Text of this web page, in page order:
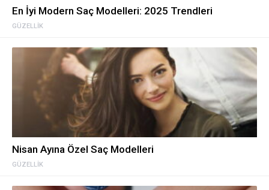
GÜZELLIK
En İyi Modern Saç Modelleri: 2025 Trendleri
GÜZELLIK
Nisan Ayına Özel Saç Modelleri